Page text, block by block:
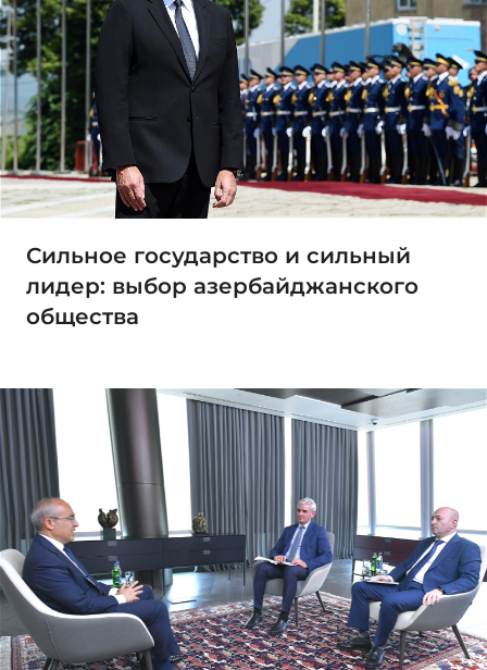
Сильное государство и сильный
лидер: выбор азербайджанского
общества